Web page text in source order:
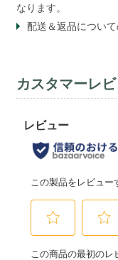
なります。
配送＆返品につい
カスタマーレ